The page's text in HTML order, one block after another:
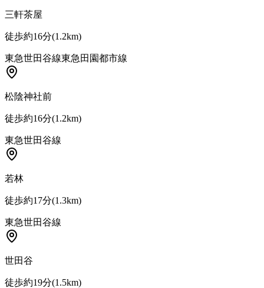
三軒茶屋
徒歩約16分(1.2km)
東急世田谷線東急田園都市線
松陰神社前
徒歩約16分(1.2km)
東急世田谷線
若林
徒歩約17分(1.3km)
東急世田谷線
世田谷
徒歩約19分(1.5km)